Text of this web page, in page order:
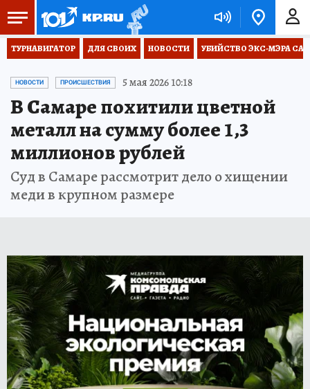
ТУРНАВИГАТОР ДЛЯ СВОИХ НОВОСТИ УБИЙСТВО ЭКС-МЭРА
НОВОСТИ ПРОИСШЕСТВИЯ 5 мая 2026 10:18
В Самаре похитили цветной
металл на сумму более 1,3
миллионов рублей
Суд в Самаре рассмотрит дело о хищении
меди в крупном размере